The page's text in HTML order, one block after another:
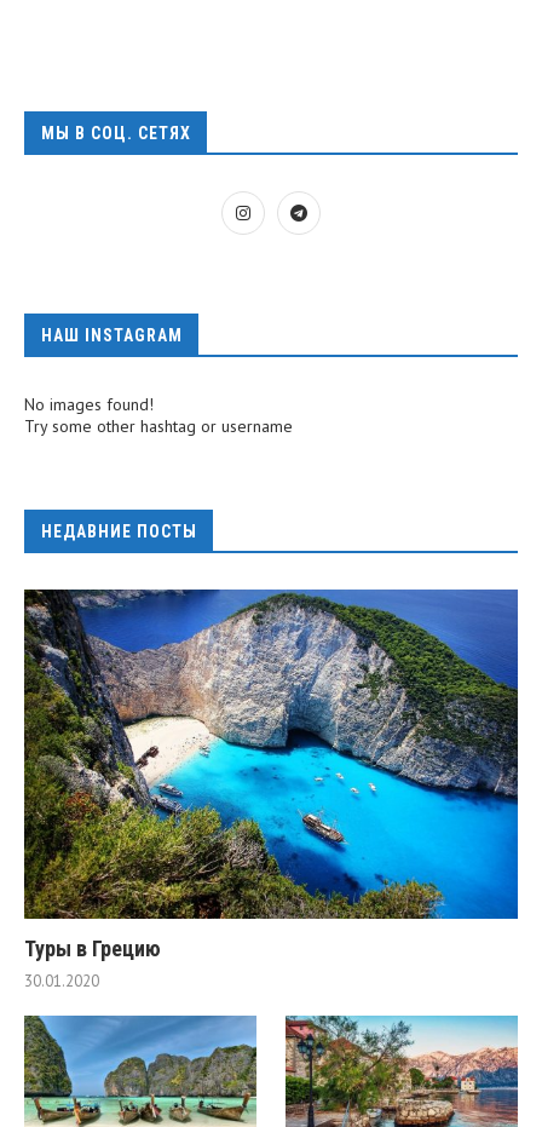
МЫ В СОЦ. СЕТЯХ
НАШ INSTAGRAM
No images found!
Try some other hashtag or username
НЕДАВНИЕ ПОСТЫ
Туры в Грецию
30.01.2020